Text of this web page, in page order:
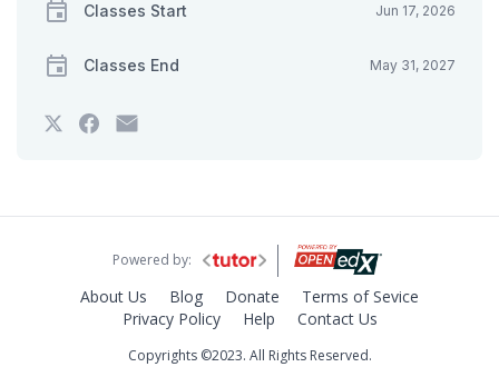
Classes Start Jun 17, 2026
Classes End May 31, 2027
Tweet
that
this
course
Post
a
say
you've
enrolled
inthis
course
enrolled
inthis
course
Powered by:
About Us Blog Donate
Terms of Sevice
Privacy Policy
Help Contact Us
Copyrights ©2023. All Rights Reserved.